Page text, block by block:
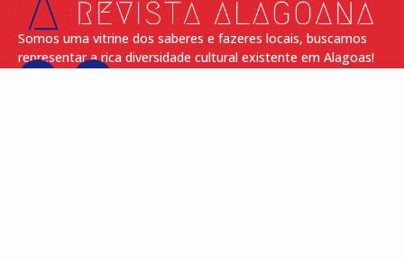
Somos uma vitrine dos saberes e fazeres locais, buscamos
representar a rica diversidade cultural existente em Alagoas!